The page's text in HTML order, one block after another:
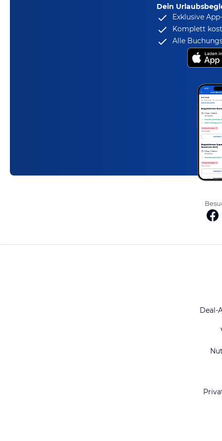
Dein
Exklusive
Komplett
Alle
Deal-